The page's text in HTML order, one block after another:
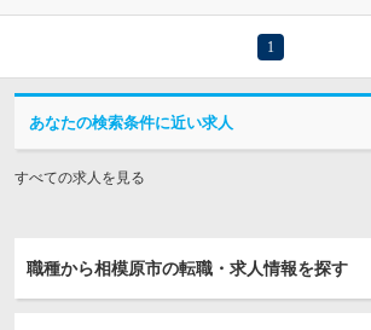
1
あなたの検索条件に近い求人
すべての求人を見る
職種から相模原市の転職・求人情報を探す